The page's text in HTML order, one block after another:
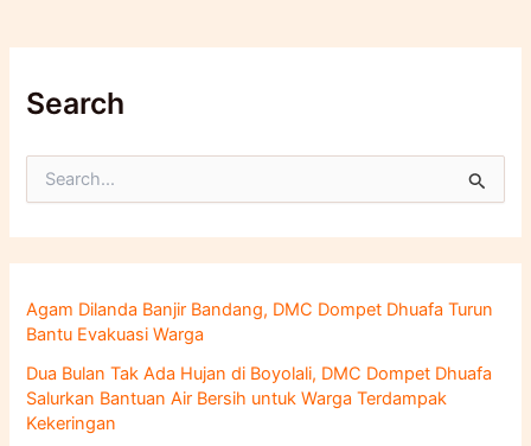
Search
a
t
u
k
:
Agam Dilanda Banjir Bandang, DMC Dompet Dhuafa Turun
Bantu Evakuasi Warga
Dua Bulan Tak Ada Hujan di Boyolali, DMC Dompet Dhuafa
Salurkan Bantuan Air Bersih untuk Warga Terdampak
Kekeringan